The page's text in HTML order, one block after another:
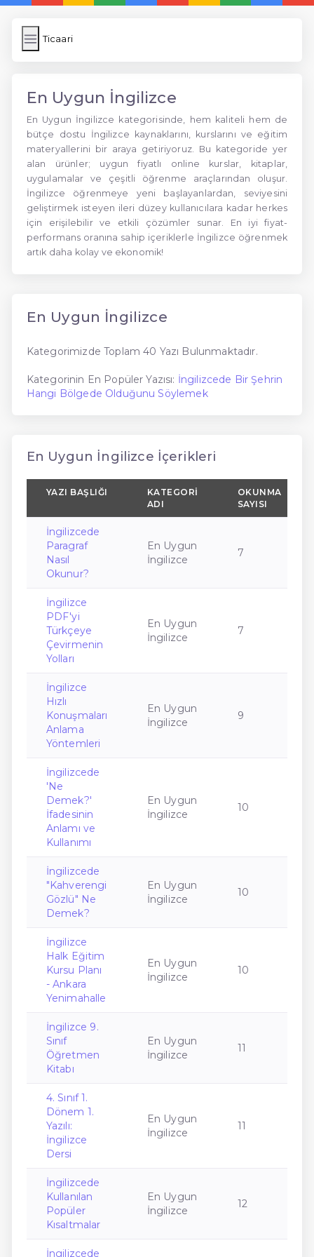
Ticaari
En Uygun İngilizce
En Uygun İngilizce kategorisinde, hem kaliteli hem de
bütçe dostu İngilizce kaynaklarını, kurslarını ve eğitim
materyallerini bir araya getiriyoruz. Bu kategoride yer
alan ürünler; uygun fiyatlı online kurslar, kitaplar,
uygulamalar ve çeşitli öğrenme araçlarından oluşur.
İngilizce öğrenmeye yeni başlayanlardan, seviyesini
geliştirmek isteyen ileri düzey kullanıcılara kadar herkes
için erişilebilir ve etkili çözümler sunar. En iyi fiyat-
performans oranına sahip içeriklerle İngilizce öğrenmek
artık daha kolay ve ekonomik!
En Uygun İngilizce
Kategorimizde Toplam 40 Yazı Bulunmaktadır.
Kategorinin En Popüler Yazısı: İngilizcede Bir Şehrin
Hangi Bölgede Olduğunu Söylemek
En Uygun İngilizce İçerikleri
YAZI BAŞLIĞI
KATEGORI
ADI
OKUNMA
SAYISI
İngilizcede
Paragraf
Nasıl
Okunur?
En Uygun
İngilizce
7
İngilizce
PDF'yi
Türkçeye
Çevirmenin
Yolları
En Uygun
İngilizce
7
İngilizce
Hızlı
Konuşmaları
Anlama
Yöntemleri
En Uygun
İngilizce
9
İngilizcede
'Ne
Demek?'
İfadesinin
Anlamı ve
Kullanımı
En Uygun
İngilizce
10
İngilizcede
"Kahverengi
Gözlü" Ne
Demek?
En Uygun
İngilizce
10
İngilizce
Halk Eğitim
Kursu Planı
- Ankara
Yenimahalle
En Uygun
İngilizce
10
İngilizce 9.
Sınıf
Öğretmen
Kitabı
En Uygun
İngilizce
11
4. Sınıf 1.
Dönem 1.
Yazılı:
İngilizce
Dersi
En Uygun
İngilizce
11
İngilizcede
Kullanılan
Popüler
Kısaltmalar
En Uygun
İngilizce
12
İngilizcede